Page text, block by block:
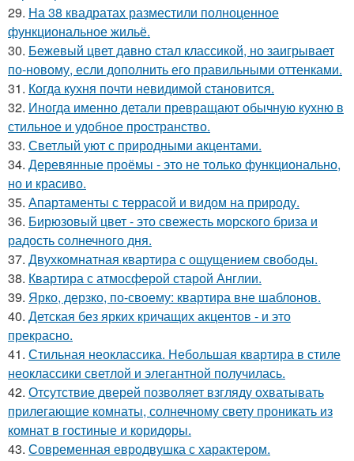
29. На 38 квадратах разместили полноценное
функциональное жильё.
30. Бежевый цвет давно стал классикой, но заигрывает
по-новому, если дополнить его правильными оттенками.
31. Когда кухня почти невидимой становится.
32. Иногда именно детали превращают обычную кухню в
стильное и удобное пространство.
33. Светлый уют с природными акцентами.
34. Деревянные проёмы - это не только функционально,
но и красиво.
35. Апартаменты с террасой и видом на природу.
36. Бирюзовый цвет - это свежесть морского бриза и
радость солнечного дня.
37. Двухкомнатная квартира с ощущением свободы.
38. Квартира с атмосферой старой Англии.
39. Ярко, дерзко, по-своему: квартира вне шаблонов.
40. Детская без ярких кричащих акцентов - и это
прекрасно.
41. Стильная неоклассика. Небольшая квартира в стиле
неоклассики светлой и элегантной получилась.
42. Отсутствие дверей позволяет взгляду охватывать
прилегающие комнаты, солнечному свету проникать из
комнат в гостиные и коридоры.
43. Современная евродвушка с характером.